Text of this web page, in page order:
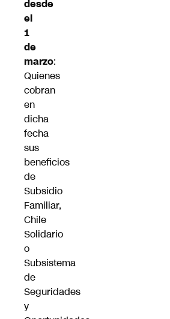
desde
el
1
de
marzo:
Quienes
cobran
en
dicha
fecha
sus
beneficios
de
Subsidio
Familiar,
Chile
Solidario
o
Subsistema
de
Seguridades
y